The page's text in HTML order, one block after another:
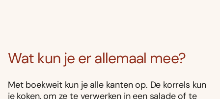
Wat kun je er allemaal mee?
Met boekweit kun je alle kanten op. De korrels kun
je koken, om ze te verwerken in een salade of te